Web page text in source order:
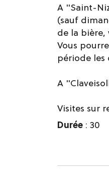
A "Saint-
(sauf
de la bière,
Vous
période les
A
Visites sur
Durée : 30